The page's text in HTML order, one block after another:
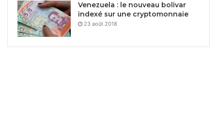
Venezuela : le nouveau bolivar
indexé sur une cryptomonnaie
23 août 2018